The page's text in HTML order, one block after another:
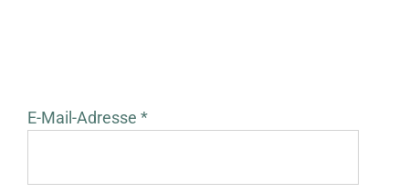
E-Mail-Adresse *